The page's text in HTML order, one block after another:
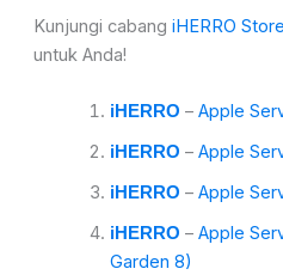
Kunjungi cabang iHERRO Store
untuk Anda!
iHERRO – Apple
iHERRO – Apple
iHERRO – Apple
iHERRO – Apple
Garden 8)